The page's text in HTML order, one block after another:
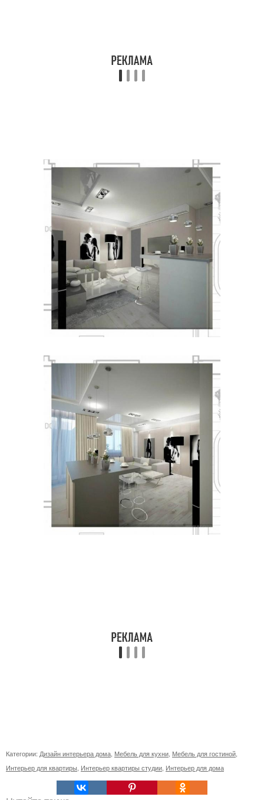
Категории: Дизайн интерьера дома Мебель для кухни Мебель для гостиной
Интерьер для квартиры Интерьер квартиры студии Интерьер для дома